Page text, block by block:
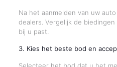
Na het aanmelden van uw
dealers. Vergelijk de
bij u past.
3. Kies het beste bod en